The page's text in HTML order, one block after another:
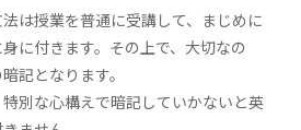
は授業を普通に受講して、まじめに
に付きます。その上で、大切なの
記となります。
別な心構えで暗記していかないと英